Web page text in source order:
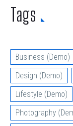
Tags
Business (Demo)
Design (Demo)
Lifestyle (Demo)
Photography